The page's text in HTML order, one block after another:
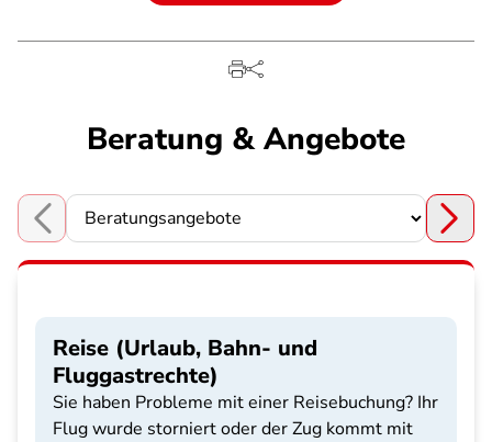
Beratung & Angebote
Choose a section
Reise (Urlaub, Bahn- und
Fluggastrechte)
Sie haben Probleme mit einer Reisebuchung? Ihr
Flug wurde storniert oder der Zug kommt mit